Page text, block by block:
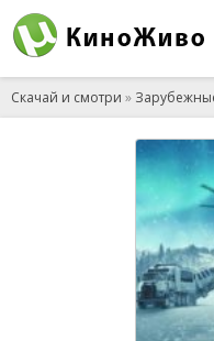
Скачай и смотри »